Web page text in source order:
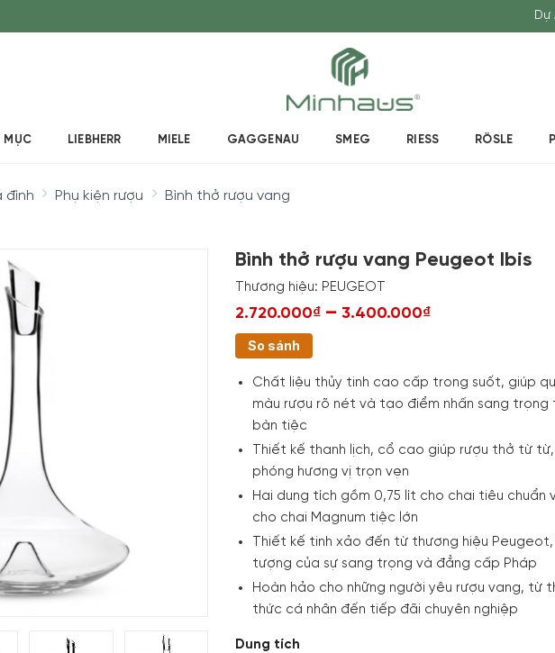
Dự
MỤC LIEBHERR MIELE GAGGENAU SMEG RIESS RÖSLE
đình Phụ kiện rượu Bình thở rượu vang
Bình thở rượu vang Peugeot Ibis
Thương hiệu: PEUGEOT
2.720.000₫– 3.400.000₫
So sánh
Chất liệu thủy tinh cao cấp trong suốt, giúp
màu rượu rõ nét và tạo điểm nhấn sang trọng
bàn tiệc
Thiết kế thanh lịch, cổ cao giúp rượu thở từ
phóng hương vị trọn vẹn
Hai dung tích gồm 0,75 lít cho chai tiêu chuẩn
cho chai Magnum tiệc lớn
Thiết kế tinh xảo đến từ thương hiệu
tượng của sự sang trọng và đẳng cấp Pháp
Hoàn hảo cho những người yêu rượu vang, từ
thức cá nhân đến tiếp đãi chuyên nghiệp
Dung tích